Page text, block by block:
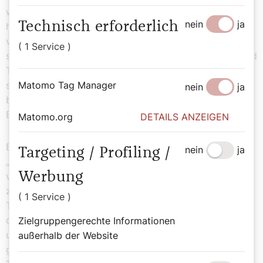
will dich lieben, achten und ehren, solange ich lebe‘,
heißt es im Eheversprechen. Nicht der Priester
verspricht das, sondern die beiden Liebenden. Darum
spenden auch sie einander das Sakrament der Liebe und
Treue. Als Priester bin ich – nur – dabei, ich ,assistiere‘
sozusagen bei der Spendung des Sakraments und
bestätige im Namen der Kirche, dass Braut und
Bräutigam den Bund der Ehe geschlossen haben.“
Eine wichtige Rolle käme da auch den Trauzeugen zu.
„Seit 2013 sind Trauzeugen am Standesamt nicht mehr
vorgeschrieben. In der Kirche ist die Anwesenheit von
zwei Zeugen Voraussetzung für die Gültigkeit der Ehe.
Trauzeugen bestätigen mit ihrer Unterschrift, dass sie
dabei waren, das Ja-Wort der Brautleute gehört haben
und somit bezeugen können, dass der Ehebund
geschlossen wurde“, sagt Josef Grünwidl. Oft seien die
Technisch erforderlich
( 1 Service )
nein ja
Matomo Tag Manager nein ja
Matomo.org DETAILS ANZEIGEN
Targeting / Profiling /
Werbung
( 1 Service )
Zielgruppengerechte Informationen
außerhalb der Website
nein ja